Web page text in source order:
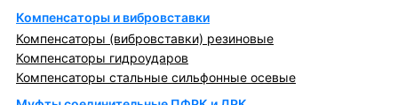
Компенсаторы и вибровставки
Компенсаторы (вибровставки) резиновые
Компенсаторы гидроударов
Компенсаторы стальные сильфонные осевые